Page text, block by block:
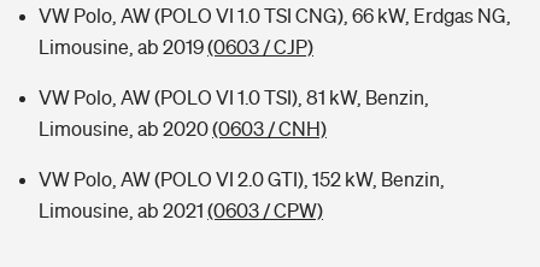
VW Polo, AW (POLO VI 1.0 TSI CNG), 66 kW, Erdgas NG,
Limousine, ab 2019(0603 / CJP)
VW Polo, AW (POLO VI 1.0 TSI), 81 kW, Benzin,
Limousine, ab 2020(0603 / CNH)
VW Polo, AW (POLO VI 2.0 GTI), 152 kW, Benzin,
Limousine, ab 2021 (0603 / CPW)